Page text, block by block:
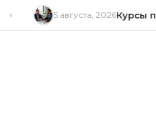
5 августа, 2026Курсы